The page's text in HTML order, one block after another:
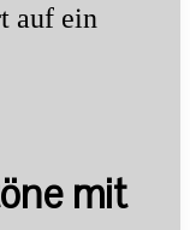
auf ein
mit